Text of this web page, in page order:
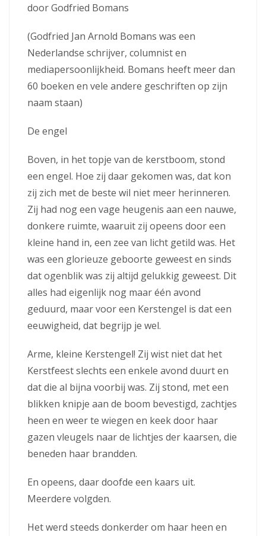
door Godfried Bomans
(Godfried Jan Arnold Bomans was een
Nederlandse schrijver, columnist en
mediapersoonlijkheid. Bomans heeft meer dan
60 boeken en vele andere geschriften op zijn
naam staan)
De engel
Boven, in het topje van de kerstboom, stond
een engel. Hoe zij daar gekomen was, dat kon
zij zich met de beste wil niet meer herinneren.
Zij had nog een vage heugenis aan een nauwe,
donkere ruimte, waaruit zij opeens door een
kleine hand in, een zee van licht getild was. Het
was een glorieuze geboorte geweest en sinds
dat ogenblik was zij altijd gelukkig geweest. Dit
alles had eigenlijk nog maar één avond
geduurd, maar voor een Kerstengel is dat een
eeuwigheid, dat begrijp je wel.
Arme, kleine Kerstengel! Zij wist niet dat het
Kerstfeest slechts een enkele avond duurt en
dat die al bijna voorbij was. Zij stond, met een
blikken knipje aan de boom bevestigd, zachtjes
heen en weer te wiegen en keek door haar
gazen vleugels naar de lichtjes der kaarsen, die
beneden haar brandden.
En opeens, daar doofde een kaars uit.
Meerdere volgden.
Het werd steeds donkerder om haar heen en